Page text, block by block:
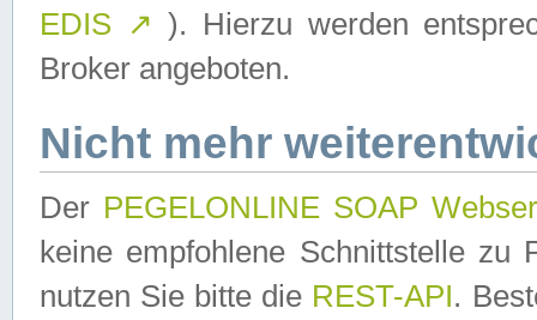
EDIS ↗ ). Hierzu werden
Broker angeboten.
Nicht mehr
Der PEGELONLINE SOAP
keine empfohlene Schnittstelle zu
nutzen Sie bitte die REST-API.